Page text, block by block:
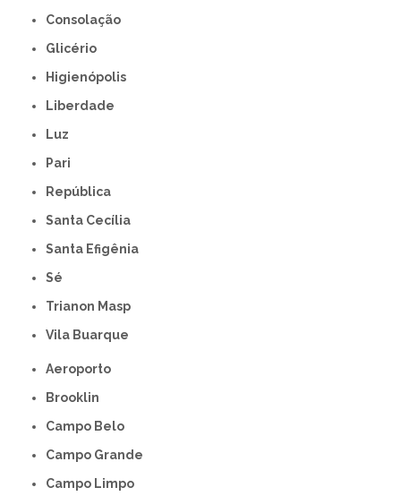
Consolação
Glicério
Higienópolis
Liberdade
Luz
Pari
República
Santa Cecília
Santa Efigênia
Sé
Trianon Masp
Vila Buarque
Aeroporto
Brooklin
Campo Belo
Campo Grande
Campo Limpo